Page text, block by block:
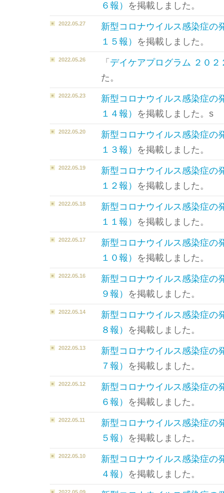
６報） を掲載しました。
2022.05.27
新型コロナウイルス感染症
１５報） を掲載しました。
2022.05.26 「 デイケアプログラム ２０２
た。
2022.05.23
新型コロナウイルス感染症
１４報） を掲載しました。s
2022.05.20
新型コロナウイルス感染症
１３報） を掲載しました。
2022.05.19
新型コロナウイルス感染症
１２報） を掲載しました。
2022.05.18
新型コロナウイルス感染症
１１報） を掲載しました。
2022.05.17
新型コロナウイルス感染症
１０報） を掲載しました。
2022.05.16
新型コロナウイルス感染症
９報） を掲載しました。
2022.05.14
新型コロナウイルス感染症
８報） を掲載しました。
2022.05.13
新型コロナウイルス感染症
７報） を掲載しました。
2022.05.12
新型コロナウイルス感染症
６報） を掲載しました。
2022.05.11
新型コロナウイルス感染症
５報） を掲載しました。
2022.05.10
新型コロナウイルス感染症
４報） を掲載しました。